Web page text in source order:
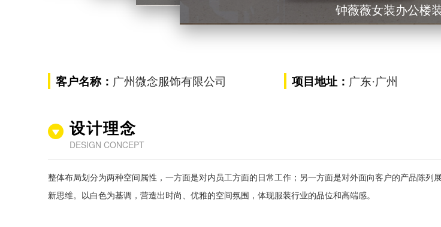
钟薇薇女装办公楼
客户名称： 广州微念服饰有限公司 项目地址： 广东·广州
设计理念
DESIGN CONCEPT
整体布局划分为两种空间属性，一方面是对内员工方面的日常工作；另一方面是对外面向客户的产品陈
新思维。以白色为基调，营造出时尚、优雅的空间氛围，体现服装行业的品位和高端感。